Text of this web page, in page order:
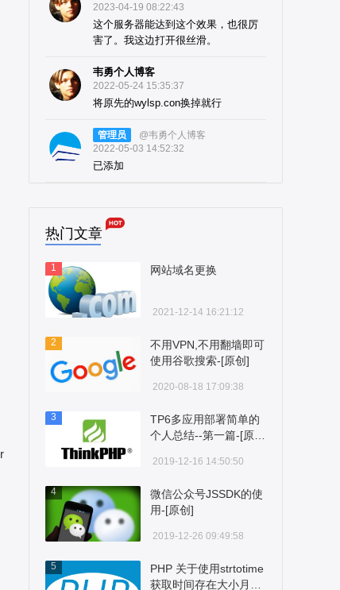
2023-04-19 08:22:43
这个服务器能达到这个效果，也很厉
害了。我这边打开很丝滑。
韦勇个人博客
2022-05-24 15:35:37
将原先的wylsp.con换掉就行
管理员
@韦勇个人博客
2022-05-03 14:52:32
已添加
热门文章
1 网站域名更换
2021-12-14 16:21:12
2
不用VPN,不用翻墙即可
使用谷歌搜索-[原创]
2020-08-18 17:09:38
3
TP6多应用部署简单的
个人总结--第一篇-[原
2019-12-16 14:50:50
4
微信公众号JSSDK的使
用-[原创]
2019-12-26 09:49:58
5
PHP 关于使用strtotime
获取时间存在大小月问